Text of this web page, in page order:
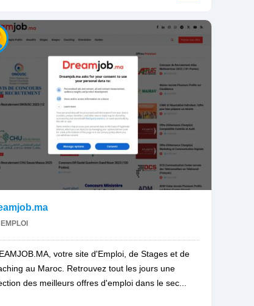
EMPLOI
votre site d'Emploi, de Stages et de
au Maroc. Retrouvez tout les jours une
des meilleurs offres d'emploi dans le sec...